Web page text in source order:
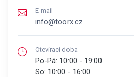
E-mail
info@toorx.cz
Otevírací doba
Po-Pá: 10:00 - 19:00
So: 10:00 - 16:00